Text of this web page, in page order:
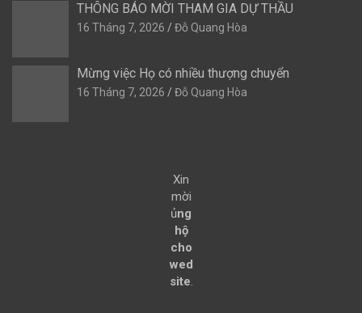
THÔNG BÁO MỜI THAM GIA DỰ THẦU
16 Tháng 7, 2026 Đỗ Quang Hòa
Mừng việc Họ có nhiều thượng chuyển
16 Tháng 7, 2026 Đỗ Quang Hòa
Xin
mời
ủng
hộ
cho
wed
site.